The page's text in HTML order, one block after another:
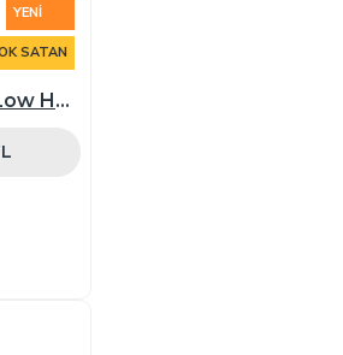
YENI
SATAN
Adidas Forum Low Haki